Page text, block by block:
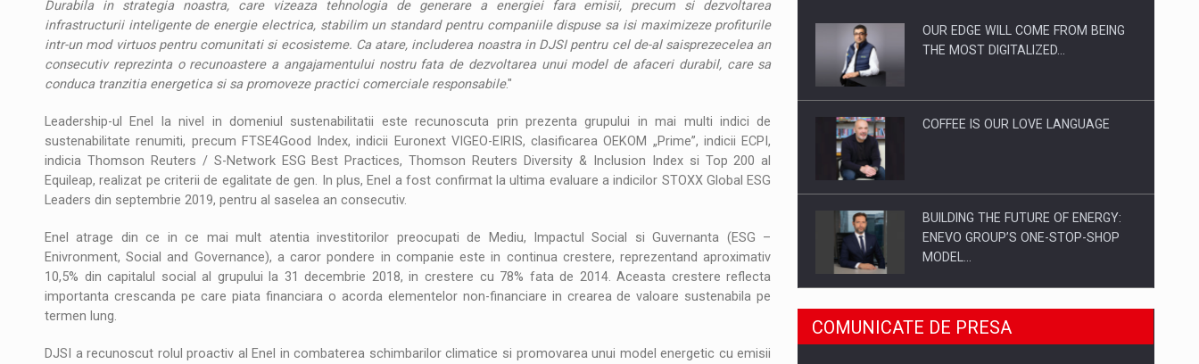
Durabila in strategia noastra, care vizeaza tehnologia de generare a energiei fara emisii, precum si dezvoltarea
infrastructurii inteligente de energie electrica, stabilim un standard pentru companiile dispuse sa isi maximizeze profiturile
intr-un mod virtuos pentru comunitati si ecosisteme. Ca atare, includerea noastra in DJSI pentru cel de-al saisprezecelea an
consecutiv reprezinta o recunoastere a angajamentului nostru fata de dezvoltarea unui model de afaceri durabil, care sa
conduca tranzitia energetica si sa promoveze practici comerciale responsabile."
Leadership-ul Enel la nivel in domeniul sustenabilitatii este recunoscuta prin prezenta grupului in mai multi indici de
sustenabilitate renumiti, precum FTSE4Good Index, indicii Euronext VIGEO-EIRIS, clasificarea OEKOM „Prime”, indicii ECPI,
indicia Thomson Reuters / S-Network ESG Best Practices, Thomson Reuters Diversity & Inclusion Index si Top 200 al
Equileap, realizat pe criterii de egalitate de gen. In plus, Enel a fost confirmat la ultima evaluare a indicilor STOXX Global ESG
Leaders din septembrie 2019, pentru al saselea an consecutiv.
Enel atrage din ce in ce mai mult atentia investitorilor preocupati de Mediu, Impactul Social si Guvernanta (ESG –
Enivronment, Social and Governance), a caror pondere in companie este in continua crestere, reprezentand aproximativ
10,5% din capitalul social al grupului la 31 decembrie 2018, in crestere cu 78% fata de 2014. Aceasta crestere reflecta
importanta crescanda pe care piata financiara o acorda elementelor non-financiare in crearea de valoare sustenabila pe
termen lung.
DJSI a recunoscut rolul proactiv al Enel in combaterea schimbarilor climatice si promovarea unui model energetic cu emisii
Proteinmaxxing and the Future of
OUR EDGE WILL COME FROM BEING
THE MOST DIGITALIZED…
COFFEE IS OUR LOVE LANGUAGE
BUILDING THE FUTURE OF ENERGY:
ENEVO GROUP’S ONE-STOP-SHOP
MODEL…
ROOTED IN ROMANIA, BUILT TO
DELIVER TECHNOLOGY FOR THE…
COMUNICATE DE PRESA